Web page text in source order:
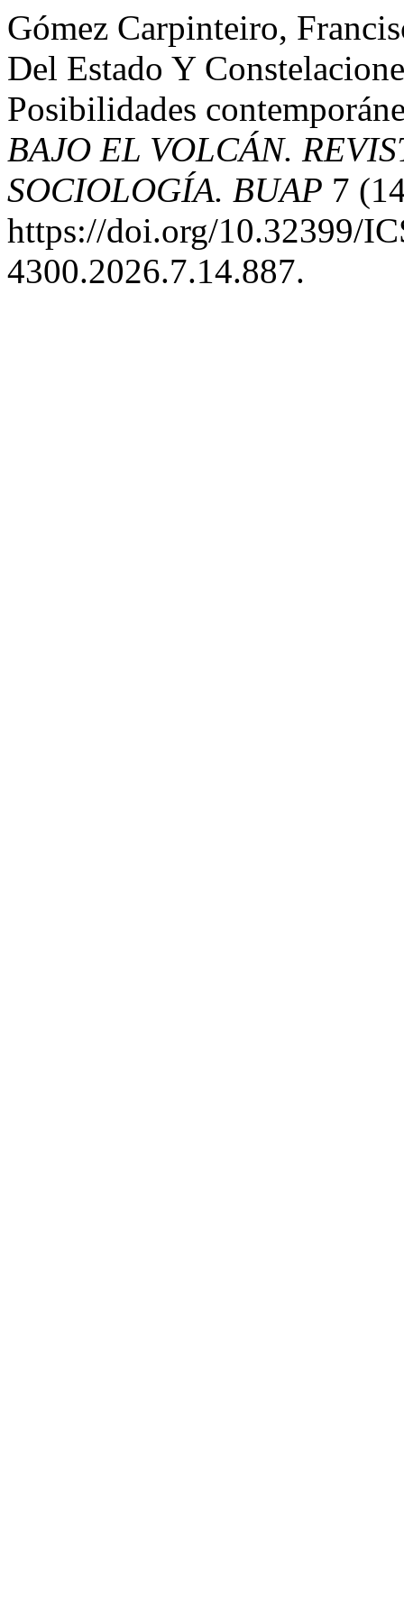
Gómez Carpinteiro,
Del Estado Y
Posibilidades
BAJO EL VOLCÁN.
SOCIOLOGÍA. BUAP 7
https://doi.org/10.32399/
4300.2026.7.14.887.